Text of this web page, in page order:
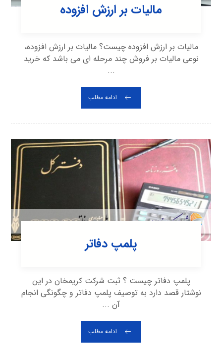
مالیات بر ارزش افزوده
ماليات بر ارزش افزوده چیست؟ ماليات بر ارزش افزوده،
نوعی ماليات بر فروش چند مرحله ای می باشد كه خريد
...
ادامه مطلب
پلمپ دفاتر
پلمپ دفاتر چیست ؟ ثبت شرکت کریمخان در این
نوشتار قصد دارد به توصیف پلمپ دفاتر و چگونگی انجام
آن ...
ادامه مطلب